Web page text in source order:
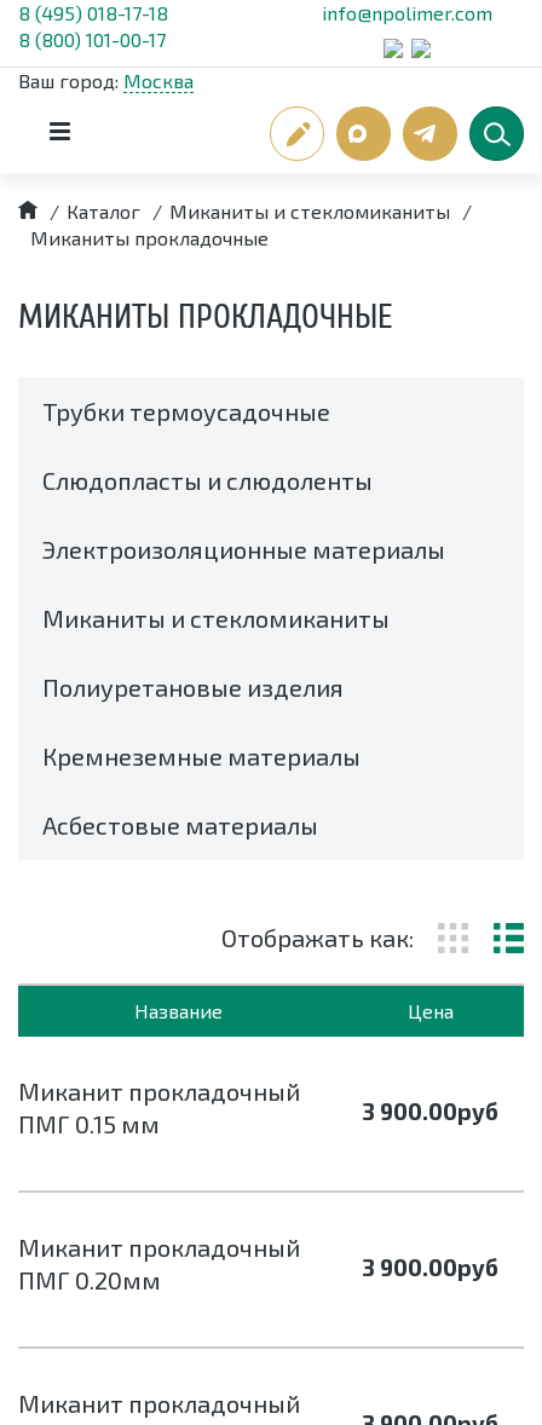
8 (495) 018-17-18
8 (800) 101-00-17
info@npolimer.com
Ваш город: Москва
/ Каталог / Миканиты и стекломиканиты
/
Миканиты прокладочные
МИКАНИТЫ ПРОКЛАДОЧНЫЕ
Отображать как:
Название Цена
Миканит прокладочный
ПМГ 0.15 мм
3 900.00руб
Миканит прокладочный
ПМГ 0.20мм
3 900.00руб
Миканит прокладочный
Трубки термоусадочные
Слюдопласты и слюдоленты
Электроизоляционные материалы
Миканиты и стекломиканиты
Полиуретановые изделия
Кремнеземные материалы
Асбестовые материалы